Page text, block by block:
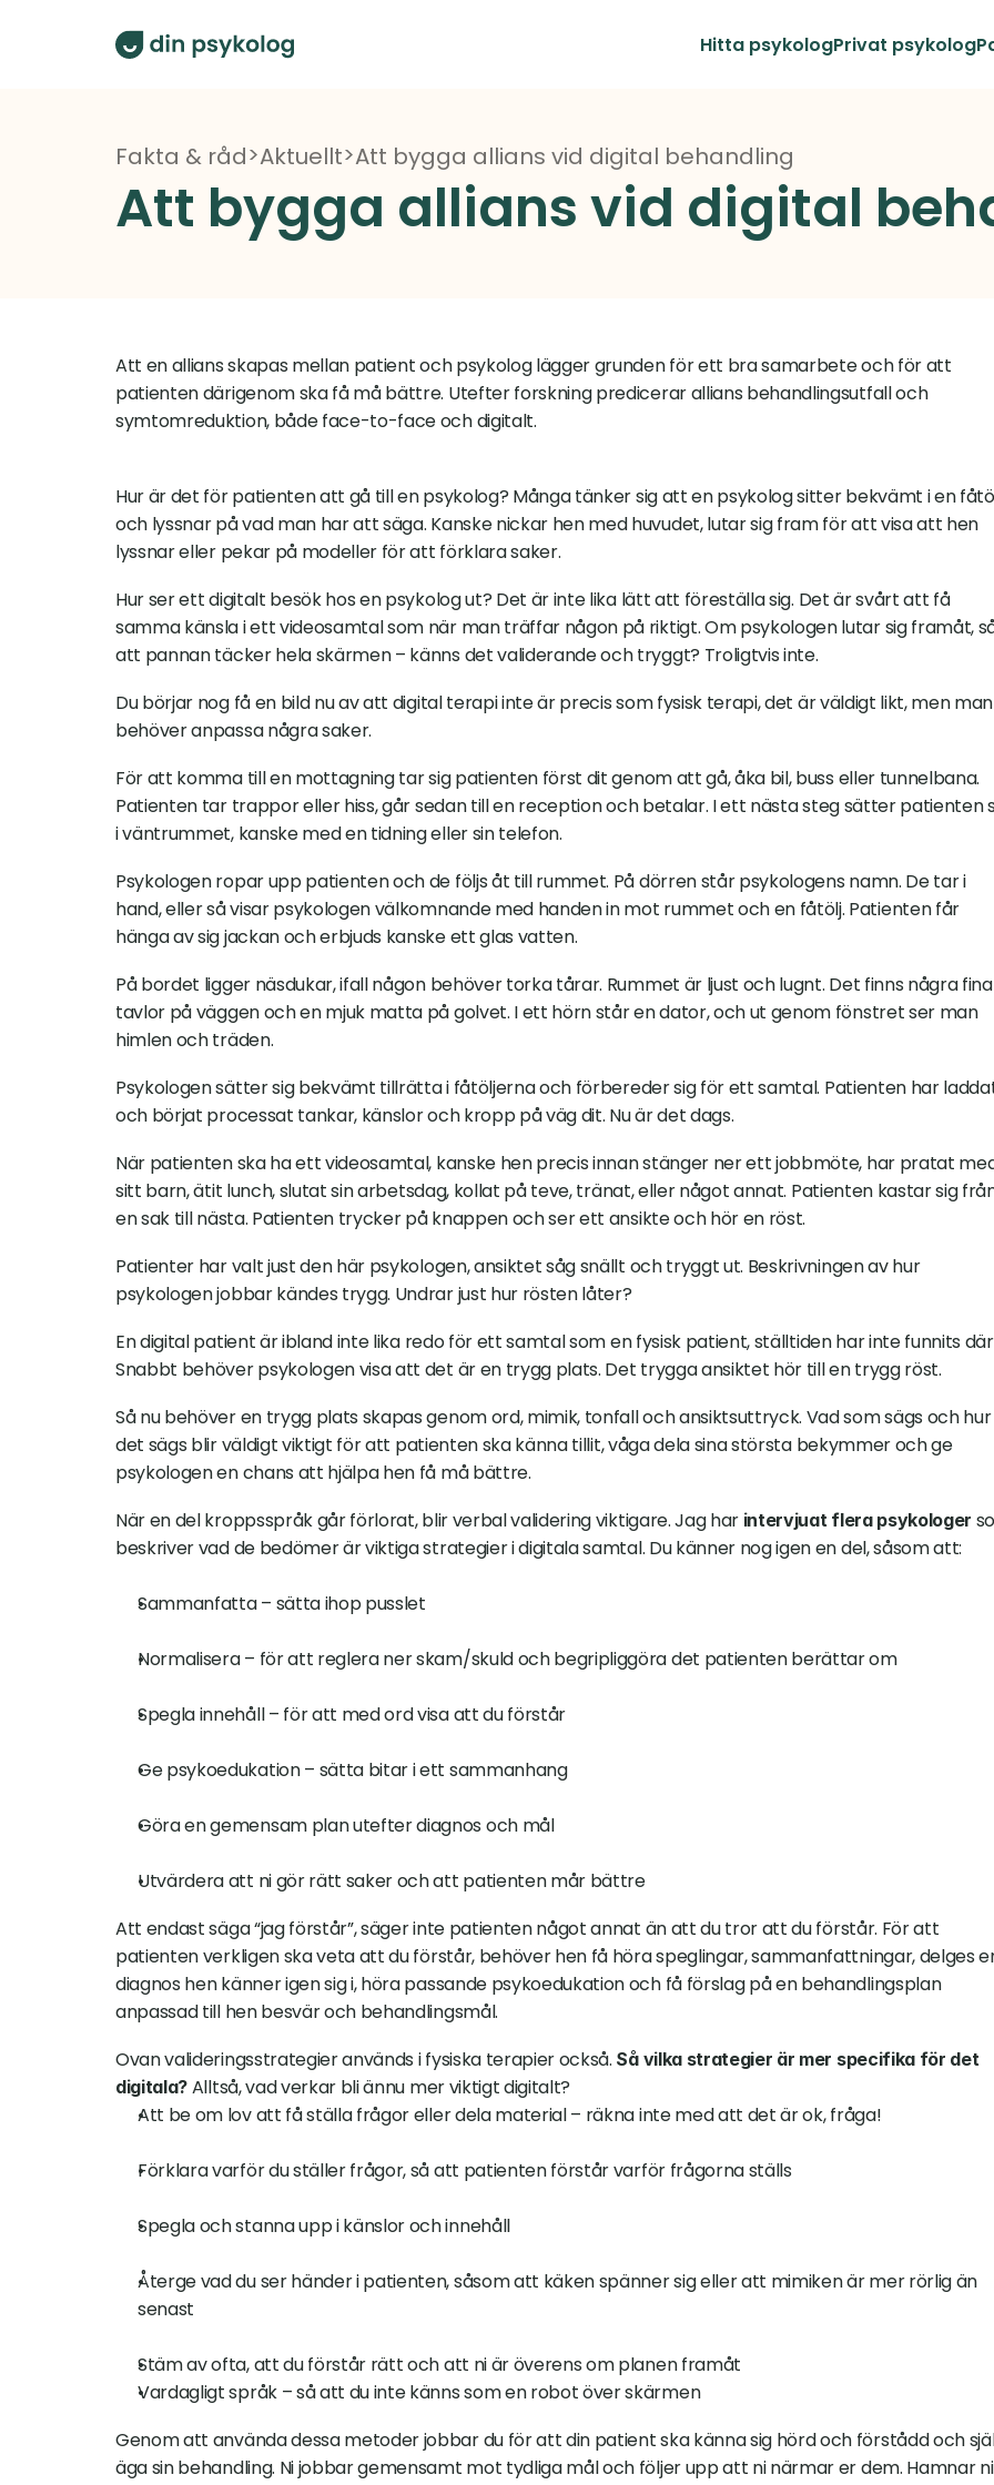
Hitta psykologPrivat psykolog
Fakta & råd>Aktuellt>Att bygga allians vid digital behandling
Att bygga allians vid digital
Att en allians skapas mellan patient och psykolog lägger grunden för ett bra samarbete och för att
patienten därigenom ska få må bättre. Utefter forskning predicerar allians behandlingsutfall och
symtomreduktion, både face-to-face och digitalt.
Hur är det för patienten att gå till en psykolog? Många tänker sig att en psykolog sitter bekvämt i en
och lyssnar på vad man har att säga. Kanske nickar hen med huvudet, lutar sig fram för att visa att hen
lyssnar eller pekar på modeller för att förklara saker.
Hur ser ett digitalt besök hos en psykolog ut? Det är inte lika lätt att föreställa sig. Det är svårt att få
samma känsla i ett videosamtal som när man träffar någon på riktigt. Om psykologen lutar sig framåt,
att pannan täcker hela skärmen – känns det validerande och tryggt? Troligtvis inte.
Du börjar nog få en bild nu av att digital terapi inte är precis som fysisk terapi, det är väldigt likt, men man
behöver anpassa några saker.
För att komma till en mottagning tar sig patienten först dit genom att gå, åka bil, buss eller tunnelbana.
Patienten tar trappor eller hiss, går sedan till en reception och betalar. I ett nästa steg sätter patienten
i väntrummet, kanske med en tidning eller sin telefon.
Psykologen ropar upp patienten och de följs åt till rummet. På dörren står psykologens namn. De tar i
hand, eller så visar psykologen välkomnande med handen in mot rummet och en fåtölj. Patienten får
hänga av sig jackan och erbjuds kanske ett glas vatten.
På bordet ligger näsdukar, ifall någon behöver torka tårar. Rummet är ljust och lugnt. Det finns några fina
tavlor på väggen och en mjuk matta på golvet. I ett hörn står en dator, och ut genom fönstret ser man
himlen och träden.
Psykologen sätter sig bekvämt tillrätta i fåtöljerna och förbereder sig för ett samtal. Patienten har
och börjat processat tankar, känslor och kropp på väg dit. Nu är det dags.
När patienten ska ha ett videosamtal, kanske hen precis innan stänger ner ett jobbmöte, har pratat
sitt barn, ätit lunch, slutat sin arbetsdag, kollat på teve, tränat, eller något annat. Patienten kastar sig
en sak till nästa. Patienten trycker på knappen och ser ett ansikte och hör en röst.
Patienter har valt just den här psykologen, ansiktet såg snällt och tryggt ut. Beskrivningen av hur
psykologen jobbar kändes trygg. Undrar just hur rösten låter?
En digital patient är ibland inte lika redo för ett samtal som en fysisk patient, ställtiden har inte funnits
Snabbt behöver psykologen visa att det är en trygg plats. Det trygga ansiktet hör till en trygg röst.
Så nu behöver en trygg plats skapas genom ord, mimik, tonfall och ansiktsuttryck. Vad som sägs och hur
det sägs blir väldigt viktigt för att patienten ska känna tillit, våga dela sina största bekymmer och ge
psykologen en chans att hjälpa hen få må bättre.
När en del kroppsspråk går förlorat, blir verbal validering viktigare. Jag har intervjuat flera psykologer
beskriver vad de bedömer är viktiga strategier i digitala samtal. Du känner nog igen en del, såsom att:
Sammanfatta – sätta ihop pusslet
Normalisera – för att reglera ner skam/skuld och begripliggöra det patienten berättar om
Spegla innehåll – för att med ord visa att du förstår
Ge psykoedukation – sätta bitar i ett sammanhang
Göra en gemensam plan utefter diagnos och mål
Utvärdera att ni gör rätt saker och att patienten mår bättre
Att endast säga “jag förstår”, säger inte patienten något annat än att du tror att du förstår. För att
patienten verkligen ska veta att du förstår, behöver hen få höra speglingar, sammanfattningar, delges
diagnos hen känner igen sig i, höra passande psykoedukation och få förslag på en behandlingsplan
anpassad till hen besvär och behandlingsmål.
Ovan valideringsstrategier används i fysiska terapier också. Så vilka strategier är mer specifika för det
digitala? Alltså, vad verkar bli ännu mer viktigt digitalt?
Att be om lov att få ställa frågor eller dela material – räkna inte med att det är ok, fråga!
Förklara varför du ställer frågor, så att patienten förstår varför frågorna ställs
Spegla och stanna upp i känslor och innehåll
Återge vad du ser händer i patienten, såsom att käken spänner sig eller att mimiken är mer rörlig än
senast
Stäm av ofta, att du förstår rätt och att ni är överens om planen framåt
Vardagligt språk – så att du inte känns som en robot över skärmen
Genom att använda dessa metoder jobbar du för att din patient ska känna sig hörd och förstådd och
äga sin behandling. Ni jobbar gemensamt mot tydliga mål och följer upp att ni närmar er dem. Hamnar ni